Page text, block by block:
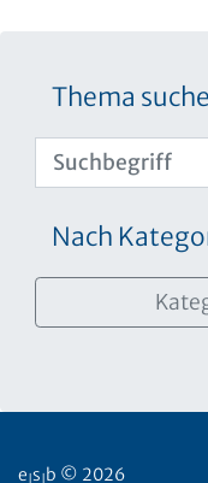
Thema
Nach
e s b © 2026